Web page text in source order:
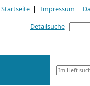
Startseite | Impressum
Detailsuche